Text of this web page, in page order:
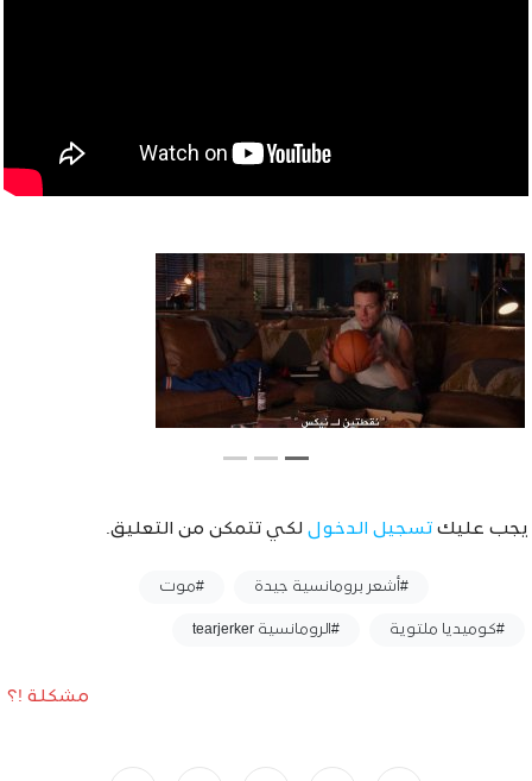
يجب عليك تسجيل الدخول لكي تتمكن من التعليق.
#أشعر برومانسية جيدة #موت
#كوميديا ملتوية #الرومانسية tearjerker
مشكلة !؟